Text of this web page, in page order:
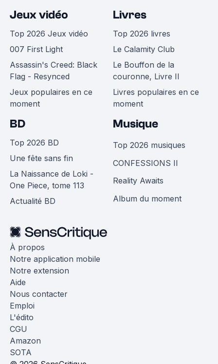
Jeux vidéo
Top 2026 Jeux vidéo
007 First Light
Assassin's Creed: Black
Flag - Resynced
Jeux populaires en ce
moment
Livres
Top 2026 livres
Le Calamity Club
Le Bouffon de la
couronne, Livre II
Livres populaires en ce
moment
BD
Top 2026 BD
Une fête sans fin
La Naissance de Loki -
One Piece, tome 113
Actualité BD
Musique
Top 2026 musiques
CONFESSIONS II
Reality Awaits
Album du moment
À propos
Notre application mobile
Notre extension
Aide
Nous contacter
Emploi
L'édito
CGU
Amazon
SOTA